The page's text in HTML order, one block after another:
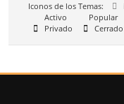
Iconos de los Temas:
Activo
Popular
Privado
Cerrado